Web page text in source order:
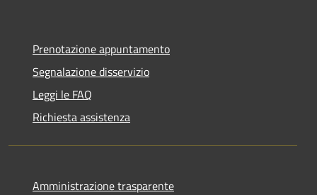
Prenotazione appuntamento
Segnalazione disservizio
Leggi le FAQ
Richiesta assistenza
Amministrazione trasparente